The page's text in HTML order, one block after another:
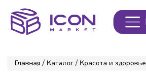
Главная / Каталог / Красота и здоровье